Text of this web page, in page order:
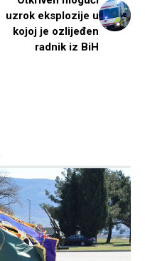
uzrok eksplozije u
kojoj je ozlijeđen
radnik iz BiH